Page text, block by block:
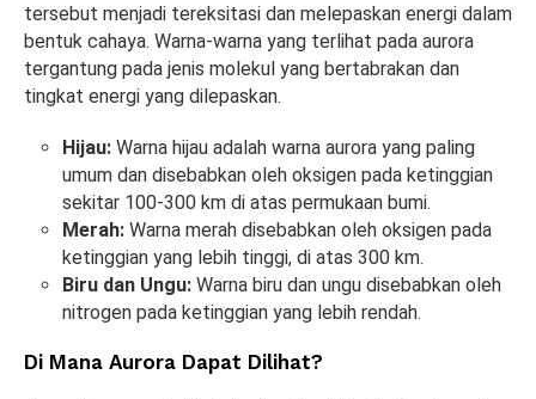
tersebut menjadi tereksitasi dan melepaskan energi dalam
bentuk cahaya. Warna-warna yang terlihat pada aurora
tergantung pada jenis molekul yang bertabrakan dan
tingkat energi yang dilepaskan.
Hijau: Warna hijau adalah warna aurora yang paling
umum dan disebabkan oleh oksigen pada ketinggian
sekitar 100-300 km di atas permukaan bumi.
Merah: Warna merah disebabkan oleh oksigen pada
ketinggian yang lebih tinggi, di atas 300 km.
Biru dan Ungu: Warna biru dan ungu disebabkan oleh
nitrogen pada ketinggian yang lebih rendah.
Di Mana Aurora Dapat Dilihat?